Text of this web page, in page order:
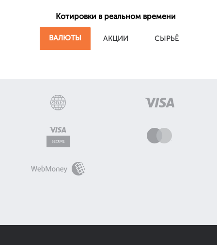
Котировки в реальном времени
ВАЛЮТЫ АКЦИИ СЫРЬЁ